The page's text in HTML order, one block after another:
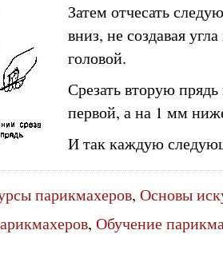
Затем отчесать
вниз, не создавая
головой.
Срезать вторую
первой, а на 1 мм
И так каждую
парикмахеров, Основы
, Обучение